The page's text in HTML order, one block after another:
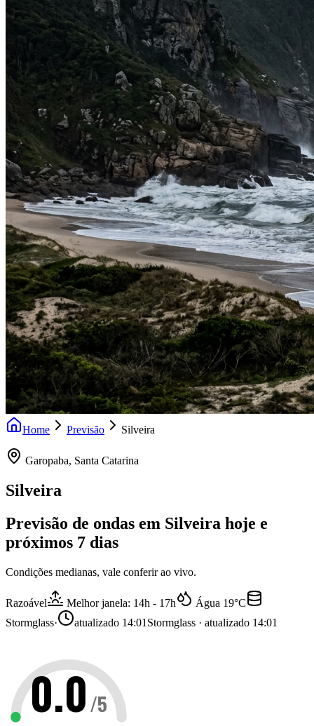
Home Previsão Silveira
Garopaba, Santa Catarina
Silveira
Previsão de ondas em Silveira hoje e
próximos 7 dias
Condições medianas, vale conferir ao vivo.
Razoável Melhor janela: 14h - 17h Água 19°C
Stormglass· atualizado 14:01 Stormglass · atualizado 14:01
0.0/5